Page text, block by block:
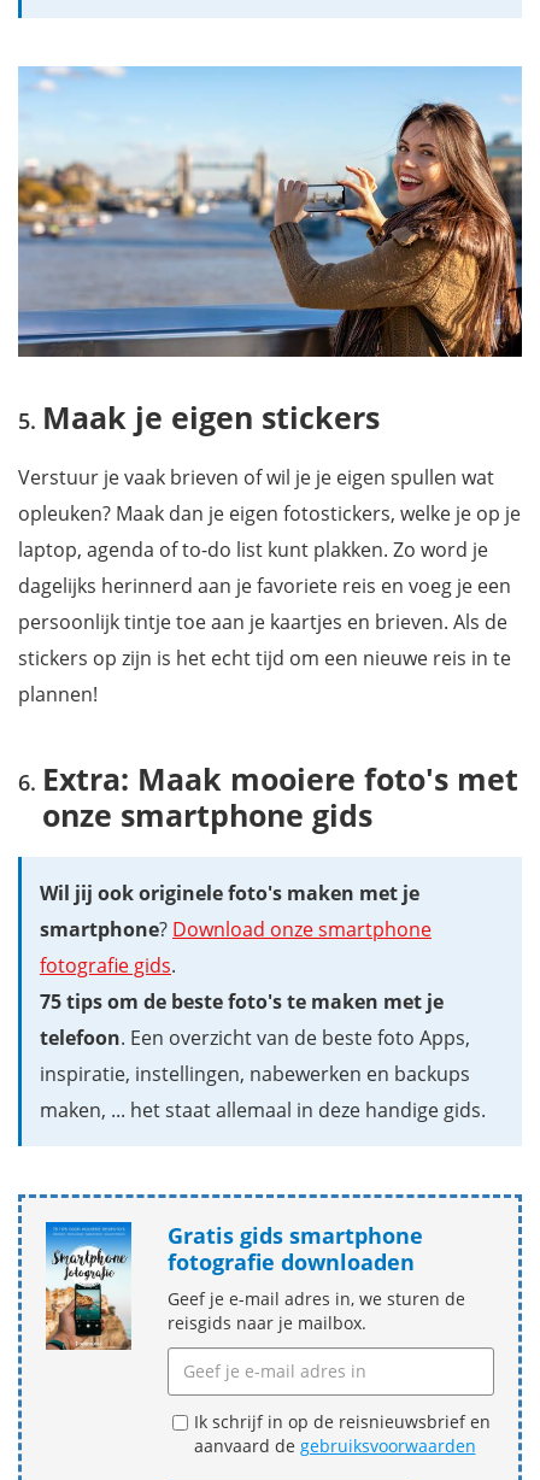
Maak je eigen stickers
Verstuur je vaak brieven of wil je je eigen spullen wat
opleuken? Maak dan je eigen fotostickers, welke je op je
laptop, agenda of to-do list kunt plakken. Zo word je
dagelijks herinnerd aan je favoriete reis en voeg je een
persoonlijk tintje toe aan je kaartjes en brieven. Als de
stickers op zijn is het echt tijd om een nieuwe reis in te
plannen!
Extra: Maak mooiere foto's met
onze smartphone gids
Wil jij ook originele foto's maken met je
smartphone? Download onze smartphone
fotografie gids.
75 tips om de beste foto's te maken met je
telefoon. Een overzicht van de beste foto Apps,
inspiratie, instellingen, nabewerken en backups
maken, ... het staat allemaal in deze handige gids.
Gratis gids smartphone
fotografie downloaden
Geef je e-mail adres in, we sturen de
reisgids naar je mailbox.
Ik schrijf in op de reisnieuwsbrief en
aanvaard de gebruiksvoorwaarden